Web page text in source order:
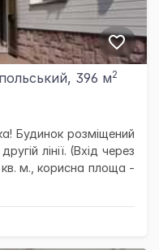
396 м2
Будинок розміщений
лінії. (Вхід через
м., корисна площа -